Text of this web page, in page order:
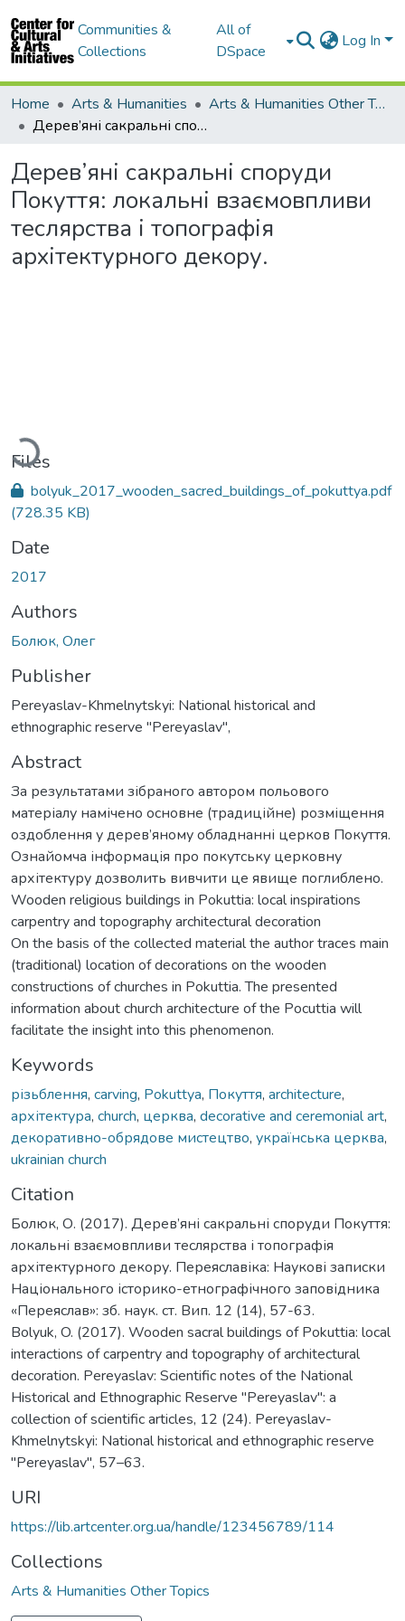
Communities &
Collections
All of
DSpace
Log In
Home Arts & Humanities
Arts & Humanities Other Topics
Дерев’яні сакральні споруди Покуття: локальні взаємовпливи теслярства і топографія архітектурного декору.
Дерев’яні сакральні споруди
Покуття: локальні взаємовпливи
теслярства і топографія
архітектурного декору.
Loading...
Files
bolyuk_2017_wooden_sacred_buildings_of_pokuttya.pdf
(728.35 KB)
Date
2017
Authors
Болюк, Олег
Publisher
Pereyaslav-Khmelnytskyi: National historical and
ethnographic reserve "Pereyaslav",
Abstract
За результатами зібраного автором польового
матеріалу намічено основне (традиційне) розміщення
оздоблення у дерев’яному обладнанні церков Покуття.
Ознайомча інформація про покутську церковну
архітектуру дозволить вивчити це явище поглиблено.
Wooden religious buildings in Pokuttia: local inspirations
carpentry and topography architectural decoration
On the basis of the collected material the author traces main
(traditional) location of decorations on the wooden
constructions of churches in Pokuttia. The presented
information about church architecture of the Pocuttia will
facilitate the insight into this phenomenon.
Keywords
різьблення, carving, Pokuttya, Покуття, architecture,
архітектура, church, церква, decorative and ceremonial art,
декоративно-обрядове мистецтво, українська церква,
ukrainian church
Citation
Болюк, О. (2017). Дерев’яні сакральні споруди Покуття:
локальні взаємовпливи теслярства і топографія
архітектурного декору. Переяславіка: Наукові записки
Національного історико-етнографічного заповідника
«Переяслав»: зб. наук. ст. Вип. 12 (14), 57-63.
Bolyuk, O. (2017). Wooden sacral buildings of Pokuttia: local
interactions of carpentry and topography of architectural
decoration. Pereyaslav: Scientific notes of the National
Historical and Ethnographic Reserve "Pereyaslav": a
collection of scientific articles, 12 (24). Pereyaslav-
Khmelnytskyi: National historical and ethnographic reserve
"Pereyaslav", 57–63.
URI
https://lib.artcenter.org.ua/handle/123456789/114
Collections
Arts & Humanities Other Topics